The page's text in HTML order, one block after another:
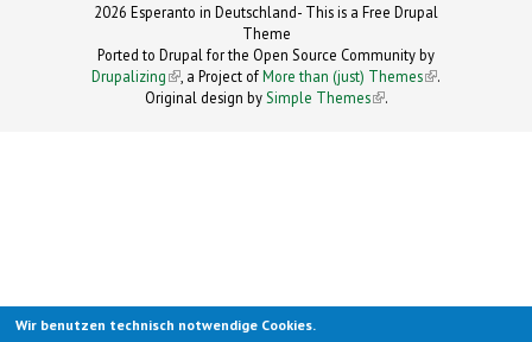
2026 Esperanto in Deutschland- This is a Free Drupal
Theme
Ported to Drupal for the Open Source Community by
Drupalizing(link is external)
, a Project ofMore than (just) Themes (link is
.
Original design by Simple Themes
(link is
.
Wir benutzen technisch notwendige Cookies.